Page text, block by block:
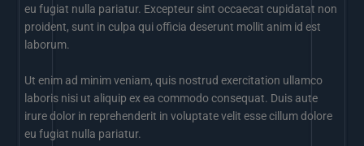
eu fugiat nulla pariatur. Excepteur sint occaecat cupidatat non
proident, sunt in culpa qui officia deserunt mollit anim id est
laborum.
Ut enim ad minim veniam, quis nostrud exercitation ullamco
laboris nisi ut aliquip ex ea commodo consequat. Duis aute
irure dolor in reprehenderit in voluptate velit esse cillum dolore
eu fugiat nulla pariatur.